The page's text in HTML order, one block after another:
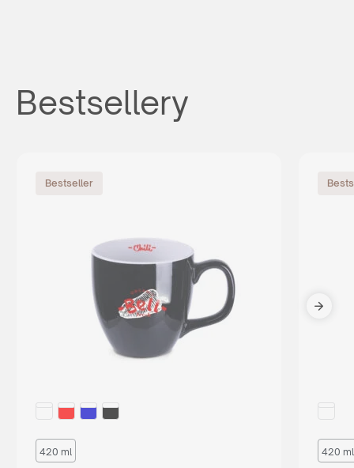
Bestsellery
Bestseller
420 ml 420 ml